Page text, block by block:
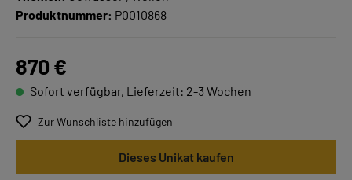
Produktnummer: P0010868
870 €
Sofort verfügbar, Lieferzeit: 2-3 Wochen
Zur Wunschliste hinzufügen
Dieses Unikat kaufen